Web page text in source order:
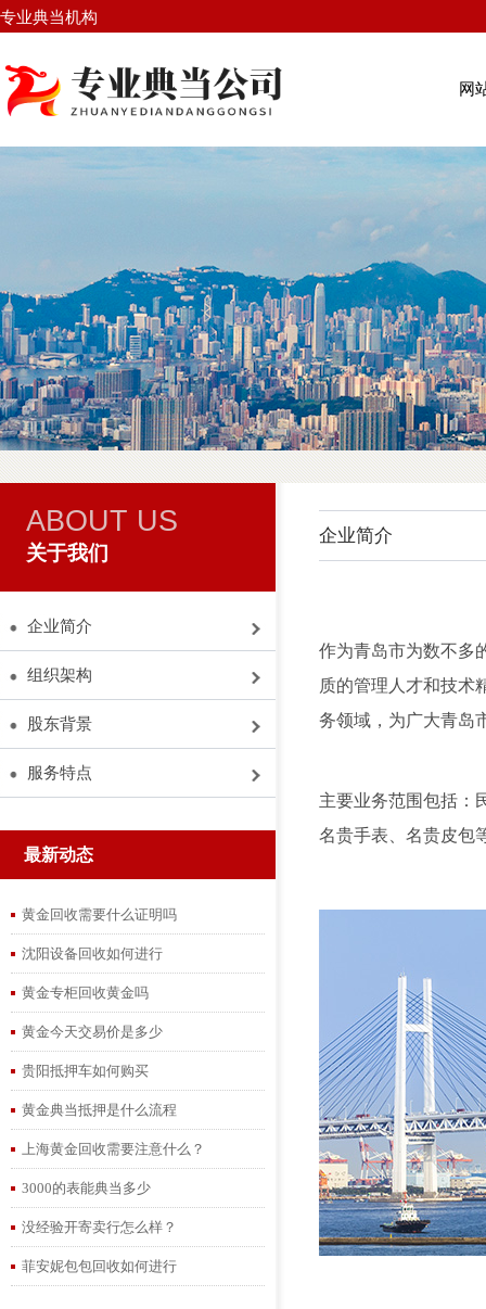
专业典当机构
网
ABOUT US
关于我们
企业简介
组织架构
股东背景
服务特点
最新动态
黄金回收需要什么证明吗
沈阳设备回收如何进行
黄金专柜回收黄金吗
黄金今天交易价是多少
贵阳抵押车如何购买
黄金典当抵押是什么流程
上海黄金回收需要注意什么？
3000的表能典当多少
没经验开寄卖行怎么样？
菲安妮包包回收如何进行
企业简介
作为青岛市为数不多
质的管理人才和技术
务领域，为广大青岛
主要业务范围包括：
名贵手表、名贵皮包